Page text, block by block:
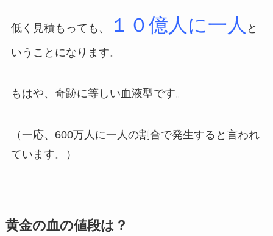
低く見積もっても、 １０億人に一人 と
いうことになります。
もはや、奇跡に等しい血液型です。
（一応、600万人に一人の割合で発生すると言われ
ています。）
黄金の血の値段は？